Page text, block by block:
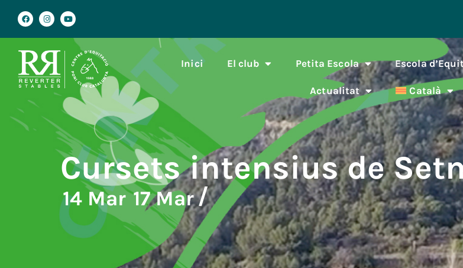
Inici El club Petita Escola Escola
Actualitat Català
Cursets intensius de
14 Mar /
17 Mar